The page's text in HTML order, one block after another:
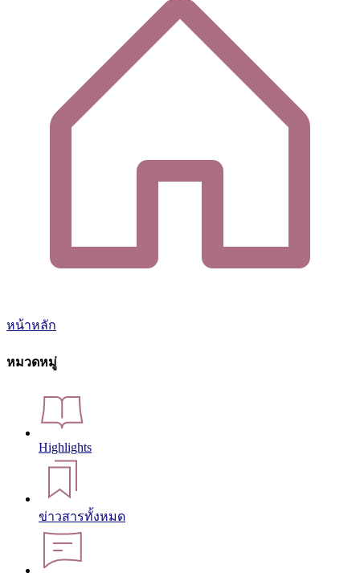
หน้าหลัก
หมวดหมู่
Highlights
ข่าวสารทั้งหมด